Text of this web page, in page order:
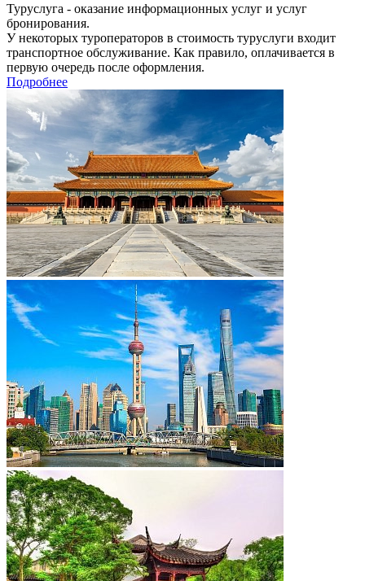
Туруслуга - оказание информационных услуг и услуг
бронирования.
У некоторых туроператоров в стоимость туруслуги входит
транспортное обслуживание. Как правило, оплачивается в
первую очередь после оформления.
Подробнее